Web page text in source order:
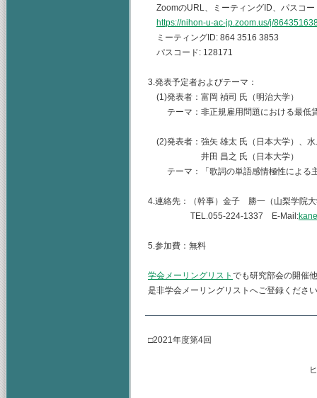
ZoomのURL、ミーティングID、パスコー
https://nihon-u-ac-jp.zoom.us/j/
ミーティングID: 864 3516 3853
パスコード: 128171
3.発表予定者およびテーマ：
(1)発表者：富岡 禎司 氏（明治大学）
テーマ：非正規雇用問題における最低
(2)発表者：強矢 雄太 氏（日本大学）、
井田 昌之 氏（日本大学）
テーマ：「歌詞の単語感情極性による
4.連絡先：（幹事）金子 勝一（山梨学院
TEL.055-224-1337 E-Mail:
5.参加費：無料
学会メーリングリスト でも研究部会の開催
是非学会メーリングリストへご登録くださ
□2021年度第4回
ヒューマンリソース